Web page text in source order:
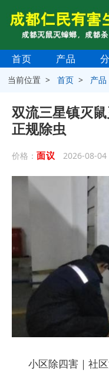
首页 产品
当前位置 >首页 > 产品
双流三星镇灭
正规除虫
价格： 面议 2026-08-
小区除四害｜社